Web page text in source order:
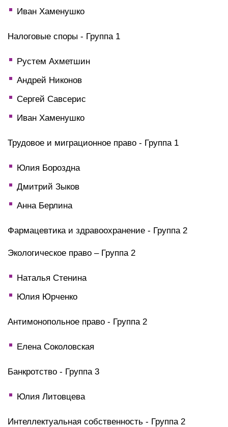
Иван Хаменушко
Налоговые споры - Группа 1
Рустем Ахметшин
Андрей Никонов
Сергей Савсерис
Иван Хаменушко
Трудовое и миграционное право - Группа 1
Юлия Бороздна
Дмитрий Зыков
Анна Берлина
Фармацевтика и здравоохранение - Группа 2
Экологическое право – Группа 2
Наталья Стенина
Юлия Юрченко
Антимонопольное право - Группа 2
Елена Соколовская
Банкротство - Группа 3
Юлия Литовцева
Интеллектуальная собственность - Группа 2